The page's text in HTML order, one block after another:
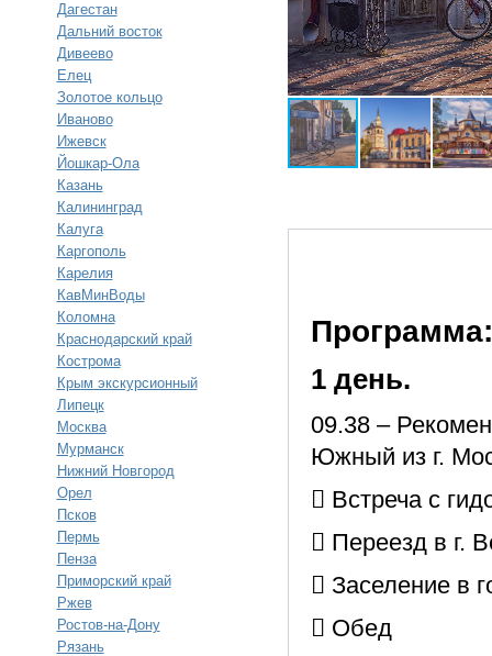
Дагестан
Дальний восток
Дивеево
Елец
Золотое кольцо
Иваново
Ижевск
Йошкар-Ола
Казань
Калининград
Калуга
Каргополь
Карелия
КавМинВоды
Коломна
Краснодарский край
Кострома
Крым экскурсионный
Липецк
Москва
Мурманск
Нижний Новгород
Орел
Псков
Пермь
Пенза
Приморский край
Ржев
Ростов-на-Дону
Рязань
Программа:
1 день.
09.38 –
Южный из г.
 Встреча с
 Переезд в г.
 Заселение в
 Обед